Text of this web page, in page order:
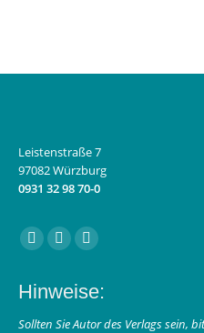
Leistenstraße 7
97082 Würzburg
0931 32 98 70-0
Finden Sie uns auf:
Facebook
opens
in
Instagram
opens
in
E-
page
opens
Hinweise:
Sollten Sie Autor des Verlags sein,